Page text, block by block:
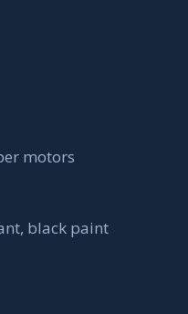
motors
black paint